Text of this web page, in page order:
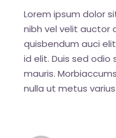
Lorem ipsum dolor
nibh vel velit auctor
quisbendum auci
id elit. Duis sed
mauris.
nulla ut metus